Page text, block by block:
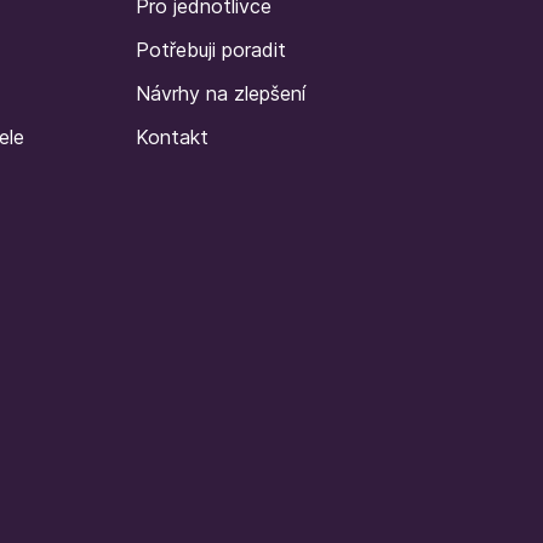
Pro jednotlivce
Potřebuji poradit
Návrhy na zlepšení
Kontakt